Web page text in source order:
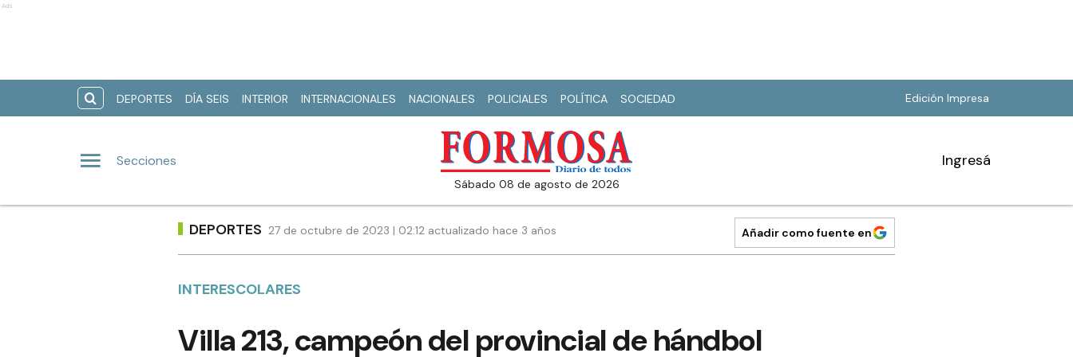
Ads
DEPORTES DÍA SEIS INTERIOR INTERNACIONALES NACIONALES POLICIALES POLÍTICA SOCIEDAD Edición Impresa
Secciones
sábado 08 de agosto de 2026
Ingresá
DEPORTES 27 de octubre de 2023 | 02:12 actualizado hace 3 años Añadir como fuente en
INTERESCOLARES
Villa 213, campeón del provincial de hándbol